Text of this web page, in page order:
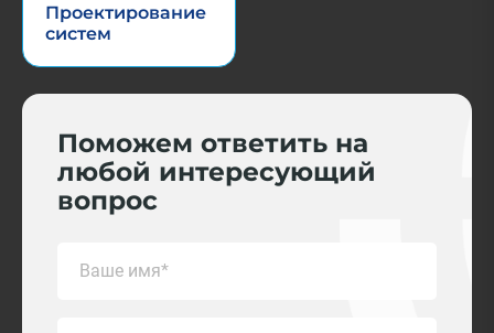
Проектирование
систем
Поможем ответить на
любой интересующий
вопрос